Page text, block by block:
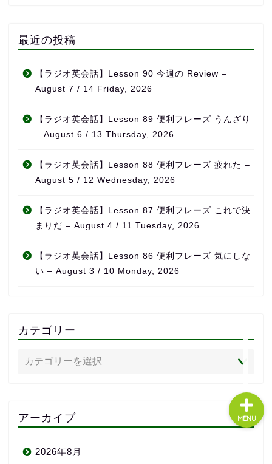
最近の投稿
【ラジオ英会話】Lesson 90 今週の Review –
August 7 / 14 Friday, 2026
【ラジオ英会話】Lesson 89 便利フレーズ うんざり
– August 6 / 13 Thursday, 2026
【ラジオ英会話】Lesson 88 便利フレーズ 疲れた –
August 5 / 12 Wednesday, 2026
【ラジオ英会話】Lesson 87 便利フレーズ これで決
まりだ – August 4 / 11 Tuesday, 2026
【ラジオ英会話】Lesson 86 便利フレーズ 気にしな
い – August 3 / 10 Monday, 2026
カテゴリー
アーカイブ
2026年8月
MENU
コース・料金
無料体験